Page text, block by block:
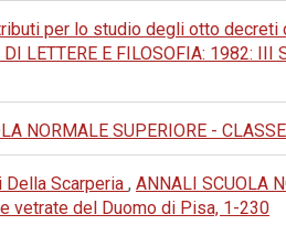
per lo studio degli otto decreti
DI LETTERE E FILOSOFIA:
NORMALE SUPERIORE -
Scarperia , ANNALI SCUOLA
vetrate del Duomo di Pisa, 1-230